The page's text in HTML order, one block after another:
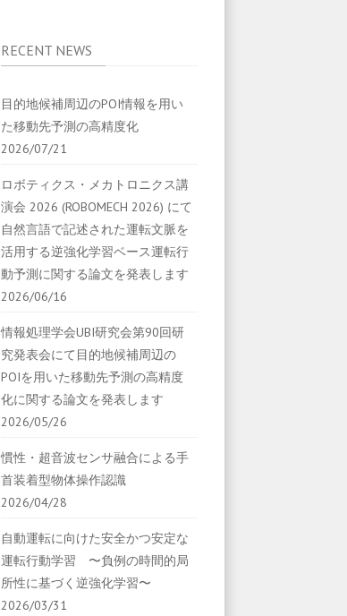
RECENT NEWS
目的地候補周辺のPOI情報を用い
た移動先予測の高精度化
2026/07/21
ロボティクス・メカトロニクス講
演会 2026 (ROBOMECH 2026) にて
自然言語で記述された運転文脈を
活用する逆強化学習ベース運転行
動予測に関する論文を発表します
2026/06/16
情報処理学会UBI研究会第90回研
究発表会にて目的地候補周辺の
POIを用いた移動先予測の高精度
化に関する論文を発表します
2026/05/26
慣性・超音波センサ融合による手
首装着型物体操作認識
2026/04/28
自動運転に向けた安全かつ安定な
運転行動学習 〜負例の時間的局
所性に基づく逆強化学習〜
2026/03/31